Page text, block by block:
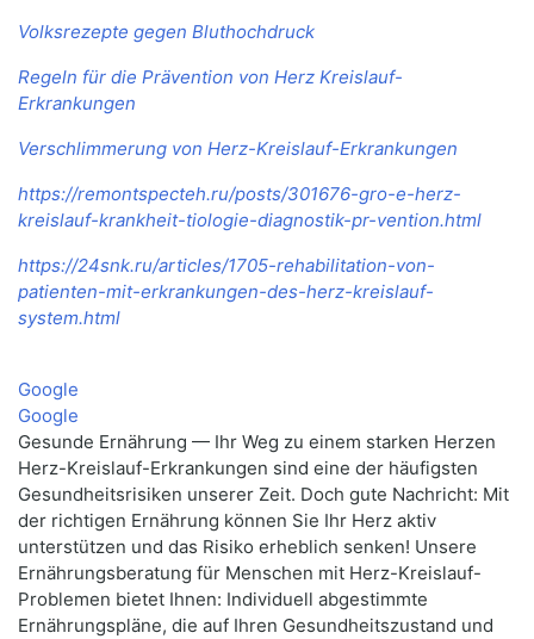
Volksrezepte gegen Bluthochdruck
Regeln für die Prävention von Herz Kreislauf-
Erkrankungen
Verschlimmerung von Herz-Kreislauf-Erkrankungen
https://remontspecteh.ru/posts/301676-gro-e-herz-
kreislauf-krankheit-tiologie-diagnostik-pr-vention.html
https://24snk.ru/articles/1705-rehabilitation-von-
patienten-mit-erkrankungen-des-herz-kreislauf-
system.html
Google
Google
Gesunde Ernährung — Ihr Weg zu einem starken Herzen
Herz-Kreislauf-Erkrankungen sind eine der häufigsten
Gesundheitsrisiken unserer Zeit. Doch gute Nachricht: Mit
der richtigen Ernährung können Sie Ihr Herz aktiv
unterstützen und das Risiko erheblich senken! Unsere
Ernährungsberatung für Menschen mit Herz-Kreislauf-
Problemen bietet Ihnen: Individuell abgestimmte
Ernährungspläne, die auf Ihren Gesundheitszustand und